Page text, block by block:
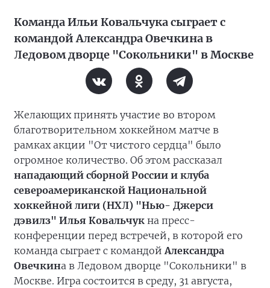
Команда Ильи Ковальчука сыграет с
командой Александра Овечкина в
Ледовом дворце "Сокольники" в Москве
Желающих принять участие во втором
благотворительном хоккейном матче в
рамках акции "От чистого сердца" было
огромное количество. Об этом рассказал
нападающий сборной России и клуба
североамериканской Национальной
хоккейной лиги (НХЛ) "Нью- Джерси
дэвилз" Илья Ковальчук на пресс-
конференции перед встречей, в которой его
команда сыграет с командойАлександра
Овечкина в Ледовом дворце "Сокольники" в
Москве. Игра состоится в среду, 31 августа,